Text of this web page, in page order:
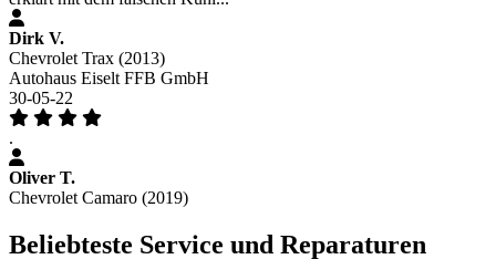
Dirk V.
Chevrolet Trax (2013)
Autohaus Eiselt FFB GmbH
30-05-22
.
Oliver T.
Chevrolet Camaro (2019)
Beliebteste Service und Reparaturen